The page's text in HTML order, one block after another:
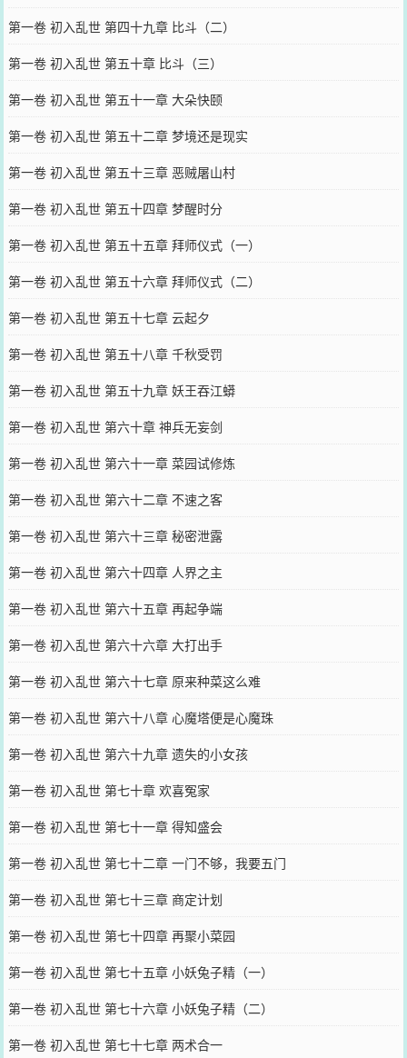
第一卷 初入乱世 第四十九章 比斗（二）
第一卷 初入乱世 第五十章 比斗（三）
第一卷 初入乱世 第五十一章 大朵快颐
第一卷 初入乱世 第五十二章 梦境还是现实
第一卷 初入乱世 第五十三章 恶贼屠山村
第一卷 初入乱世 第五十四章 梦醒时分
第一卷 初入乱世 第五十五章 拜师仪式（一）
第一卷 初入乱世 第五十六章 拜师仪式（二）
第一卷 初入乱世 第五十七章 云起夕
第一卷 初入乱世 第五十八章 千秋受罚
第一卷 初入乱世 第五十九章 妖王吞江蟒
第一卷 初入乱世 第六十章 神兵无妄剑
第一卷 初入乱世 第六十一章 菜园试修炼
第一卷 初入乱世 第六十二章 不速之客
第一卷 初入乱世 第六十三章 秘密泄露
第一卷 初入乱世 第六十四章 人界之主
第一卷 初入乱世 第六十五章 再起争端
第一卷 初入乱世 第六十六章 大打出手
第一卷 初入乱世 第六十七章 原来种菜这么难
第一卷 初入乱世 第六十八章 心魔塔便是心魔珠
第一卷 初入乱世 第六十九章 遗失的小女孩
第一卷 初入乱世 第七十章 欢喜冤家
第一卷 初入乱世 第七十一章 得知盛会
第一卷 初入乱世 第七十二章 一门不够，我要五门
第一卷 初入乱世 第七十三章 商定计划
第一卷 初入乱世 第七十四章 再聚小菜园
第一卷 初入乱世 第七十五章 小妖兔子精（一）
第一卷 初入乱世 第七十六章 小妖兔子精（二）
第一卷 初入乱世 第七十七章 两术合一